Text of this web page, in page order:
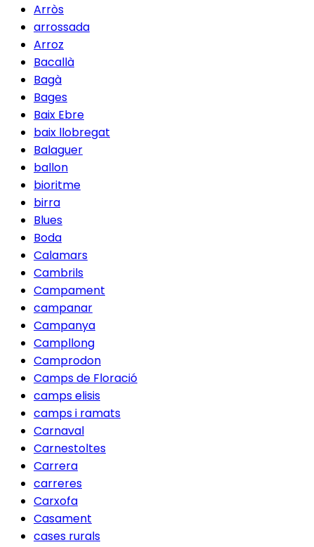
Arròs
arrossada
Arroz
Bacallà
Bagà
Bages
Baix Ebre
baix llobregat
Balaguer
ballon
bioritme
birra
Blues
Boda
Calamars
Cambrils
Campament
campanar
Campanya
Campllong
Camprodon
Camps de Floració
camps elisis
camps i ramats
Carnaval
Carnestoltes
Carrera
carreres
Carxofa
Casament
cases rurals